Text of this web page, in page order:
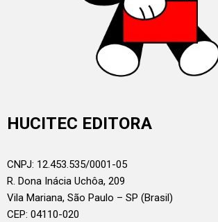
HUCITEC EDITORA
CNPJ: 12.453.535/0001-05
R. Dona Inácia Uchôa, 209
Vila Mariana, São Paulo – SP (Brasil)
CEP: 04110-020